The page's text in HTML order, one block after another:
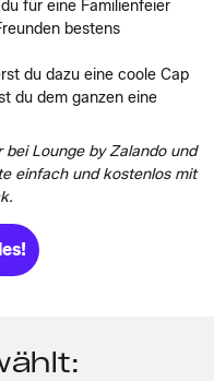
für eine Familienfeier
bestens
du dazu eine coole Cap
du dem ganzen eine
Lounge by Zalando und
einfach und kostenlos mit